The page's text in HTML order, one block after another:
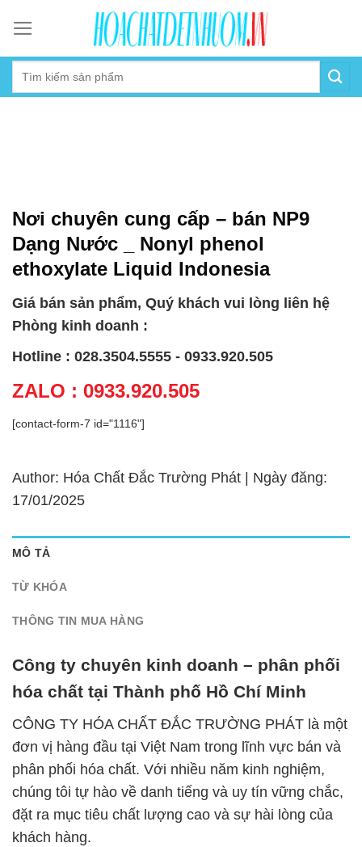
content
Nơi chuyên cung cấp – bán NP9
Dạng Nước _ Nonyl phenol
ethoxylate Liquid Indonesia
Giá bán sản phẩm, Quý khách vui lòng liên hệ
Phòng kinh doanh :
Hotline : 028.3504.5555 - 0933.920.505
ZALO : 0933.920.505
[contact-form-7 id="1116"]
Author: Hóa Chất Đắc Trường Phát | Ngày đăng:
17/01/2025
MÔ TẢ
TỪ KHÓA
THÔNG TIN MUA HÀNG
Công ty chuyên kinh doanh – phân phối
hóa chất tại Thành phố Hồ Chí Minh
CÔNG TY HÓA CHẤT ĐẮC TRƯỜNG PHÁT là một
đơn vị hàng đầu tại Việt Nam trong lĩnh vực bán và
phân phối hóa chất. Với nhiều năm kinh nghiệm,
chúng tôi tự hào về danh tiếng và uy tín vững chắc,
đặt ra mục tiêu chất lượng cao và sự hài lòng của
khách hàng.